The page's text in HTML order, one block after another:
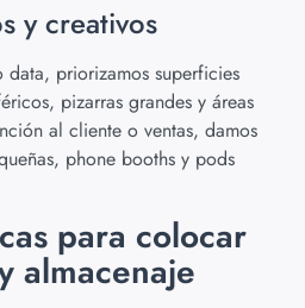
y creativos
priorizamos superficies
pizarras grandes y áreas
al cliente o ventas, damos
phone booths y pods
para colocar
almacenaje